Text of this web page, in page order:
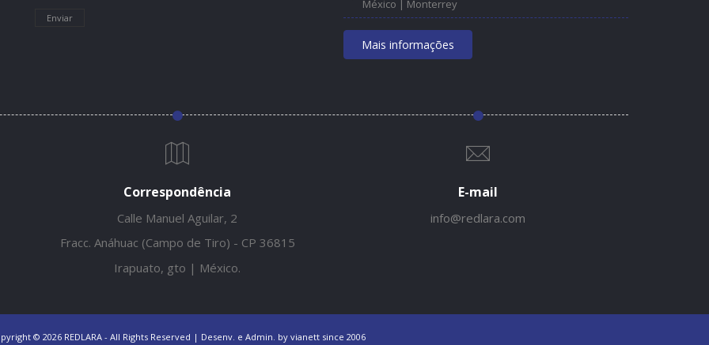
Enviar
México | Monterrey
Mais informações
Correspondência
Calle Manuel Aguilar, 2
Fracc. Anáhuac (Campo de Tiro) - CP 36815
Irapuato, gto | México.
E-mail
info@redlara.com
© 2026 REDLARA - All Rights Reserved | Desenv. e Admin. by vianett since 2006